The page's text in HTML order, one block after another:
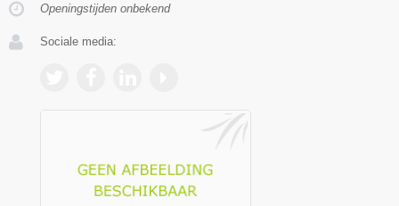
Openingstijden onbekend
Sociale media: